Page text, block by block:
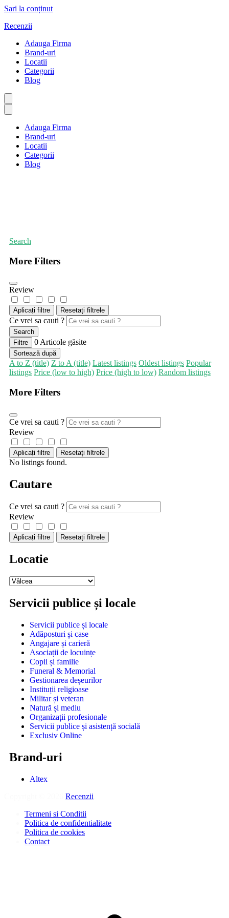
Sari la conținut
Recenzii
Adauga Firma
Brand-uri
Locatii
Categorii
Blog
Adauga Firma
Brand-uri
Locatii
Categorii
Blog
Search
More Filters
Review
Aplicați filtre Resetați filtrele
Ce vrei sa cauti ?
Search
Filtre
0 Articole găsite
Sortează după
A to Z (title) Z to A (title) Latest listings Oldest listings Popular
listings Price (low to high) Price (high to low) Random listings
More Filters
Ce vrei sa cauti ?
Review
Aplicați filtre Resetați filtrele
No listings found.
Cautare
Ce vrei sa cauti ?
Review
Aplicați filtre Resetați filtrele
Locatie
Servicii publice și locale
Servicii publice și locale
Adăposturi și case
Angajare și carieră
Asociații de locuințe
Copii și familie
Funeral & Memorial
Gestionarea deșeurilor
Instituții religioase
Militar și veteran
Natură și mediu
Organizații profesionale
Servicii publice și asistență socială
Exclusiv Online
Brand-uri
Altex
Recenzii
Termeni si Conditii
Politica de confidentialitate
Politica de cookies
Contact